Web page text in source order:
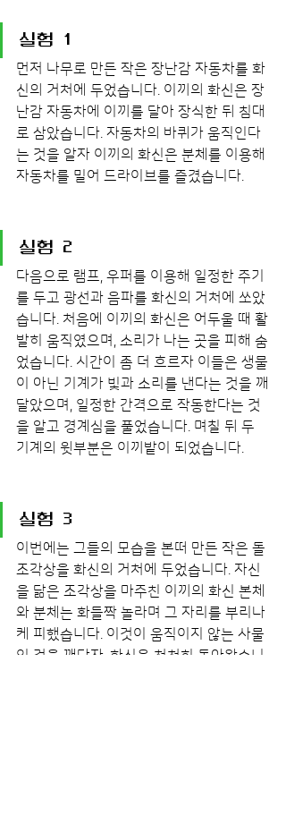
실험 1
먼저 나무로 만든 작은 장난감 자동차를 화
신의 거처에 두었습니다. 이끼의 화신은 장
난감 자동차에 이끼를 달아 장식한 뒤 침대
로 삼았습니다. 자동차의 바퀴가 움직인다
는 것을 알자 이끼의 화신은 분체를 이용해
자동차를 밀어 드라이브를 즐겼습니다.
실험 2
다음으로 램프, 우퍼를 이용해 일정한 주기
를 두고 광선과 음파를 화신의 거처에 쏘았
습니다. 처음에 이끼의 화신은 어두울 때 활
발히 움직였으며, 소리가 나는 곳을 피해 숨
었습니다. 시간이 좀 더 흐르자 이들은 생물
이 아닌 기계가 빛과 소리를 낸다는 것을 깨
달았으며, 일정한 간격으로 작동한다는 것
을 알고 경계심을 풀었습니다. 며칠 뒤 두
기계의 윗부분은 이끼밭이 되었습니다.
실험 3
이번에는 그들의 모습을 본떠 만든 작은 돌
조각상을 화신의 거처에 두었습니다. 자신
을 닮은 조각상을 마주친 이끼의 화신 본체
와 분체는 화들짝 놀라며 그 자리를 부리나
케 피했습니다. 이것이 움직이지 않는 사물
인 것을 깨닫자, 화신은 천천히 돌아왔습니